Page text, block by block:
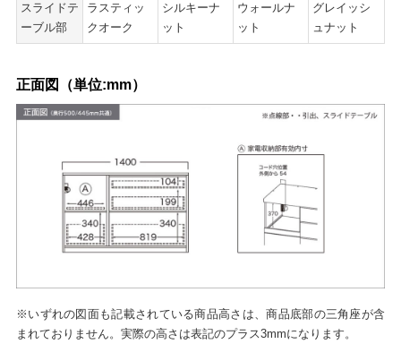
スライドテ
ーブル部
ラスティッ
クオーク
シルキーナ
ット
ウォールナ
ット
グレイッシ
ュナット
正面図（単位:mm）
※いずれの図面も記載されている商品高さは、商品底部の三角座が含
まれておりません。実際の高さは表記のプラス3mmになります。